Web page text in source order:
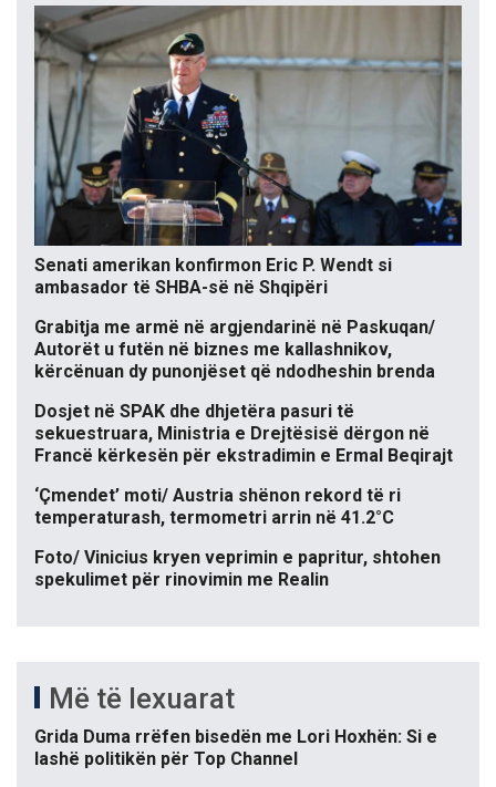
Senati amerikan konfirmon Eric P. Wendt si
ambasador të SHBA-së në Shqipëri
Grabitja me armë në argjendarinë në Paskuqan/
Autorët u futën në biznes me kallashnikov,
kërcënuan dy punonjëset që ndodheshin brenda
Dosjet në SPAK dhe dhjetëra pasuri të
sekuestruara, Ministria e Drejtësisë dërgon në
Francë kërkesën për ekstradimin e Ermal Beqirajt
‘Çmendet’ moti/ Austria shënon rekord të ri
temperaturash, termometri arrin në 41.2°C
Foto/ Vinicius kryen veprimin e papritur, shtohen
spekulimet për rinovimin me Realin
Më të lexuarat
Grida Duma rrëfen bisedën me Lori Hoxhën: Si e
lashë politikën për Top Channel